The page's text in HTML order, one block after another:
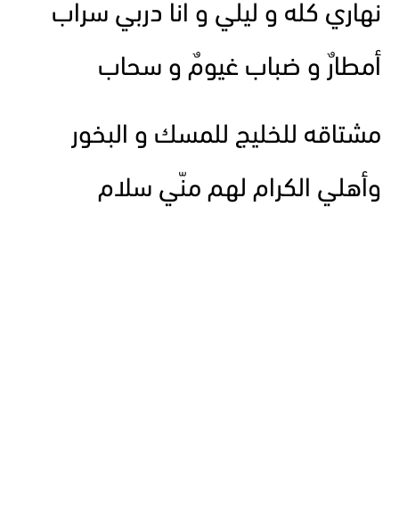
نهاري كله و ليلي و انا دربي سراب
أمطارٌ و ضباب غيومٌ و سحاب
مشتاقه للخليج للمسك و البخور
وأهلي الكرام لهم منّي سلام